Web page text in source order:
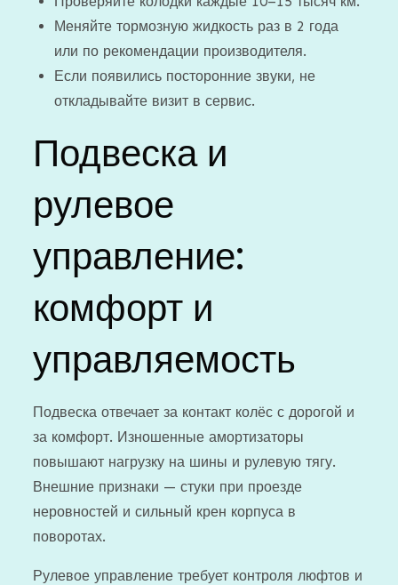
Меняйте тормозную жидкость раз в 2 года
или по рекомендации производителя.
Если появились посторонние звуки, не
откладывайте визит в сервис.
Подвеска и
рулевое
управление:
комфорт и
управляемость
Подвеска отвечает за контакт колёс с дорогой и
за комфорт. Изношенные амортизаторы
повышают нагрузку на шины и рулевую тягу.
Внешние признаки — стуки при проезде
неровностей и сильный крен корпуса в
поворотах.
Рулевое управление требует контроля люфтов и